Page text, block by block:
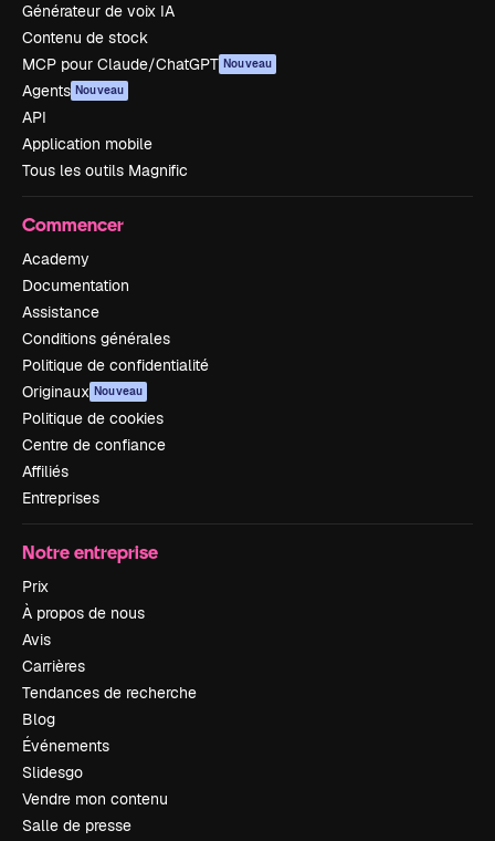
Générateur de voix IA
Contenu de stock
MCP pour Claude/ChatGPT Nouveau
Agents Nouveau
API
Application mobile
Tous les outils Magnific
Commencer
Academy
Documentation
Assistance
Conditions générales
Politique de confidentialité
Originaux Nouveau
Politique de cookies
Centre de confiance
Affiliés
Entreprises
Notre entreprise
Prix
À propos de nous
Avis
Carrières
Tendances de recherche
Blog
Événements
Slidesgo
Vendre mon contenu
Salle de presse